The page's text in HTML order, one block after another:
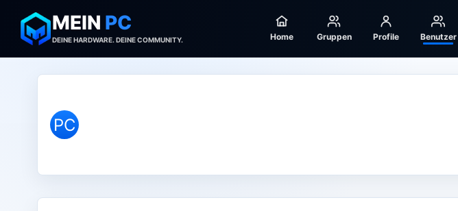
MEIN PC
DEINE HARDWARE. DEINE COMMUNITY. Home Gruppen Profile Benutzer
PC